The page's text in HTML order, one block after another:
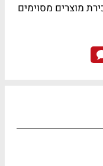
מוצרים מסוימים